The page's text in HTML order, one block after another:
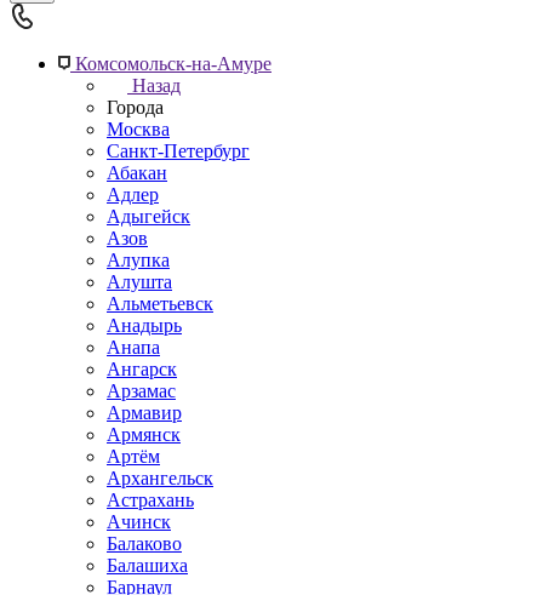
Комсомольск-на-Амуре
Назад
Города
Москва
Санкт-Петербург
Абакан
Адлер
Адыгейск
Азов
Алупка
Алушта
Альметьевск
Анадырь
Анапа
Ангарск
Арзамас
Армавир
Армянск
Артём
Архангельск
Астрахань
Ачинск
Балаково
Балашиха
Барнаул